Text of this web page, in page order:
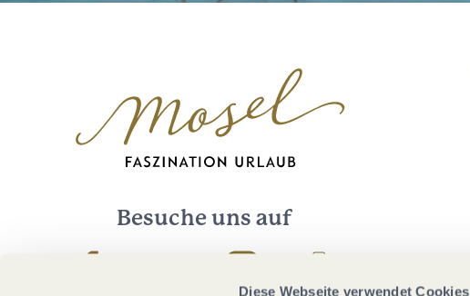
Diese Webseite verwendet Cookies
Besuche uns auf